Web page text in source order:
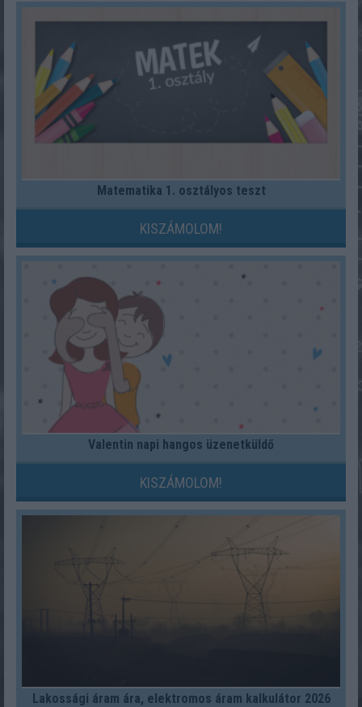
Matematika 1. osztályos teszt
KISZÁMOLOM!
Valentin napi hangos üzenetküldő
KISZÁMOLOM!
Lakossági áram ára, elektromos áram kalkulátor 2026